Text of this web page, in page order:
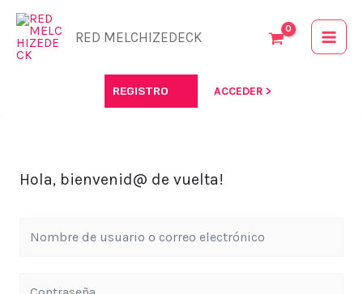
contenido
RED MELCHIZEDECK
REGISTRO ACCEDER >
Hola, bienvenid@ de vuelta!